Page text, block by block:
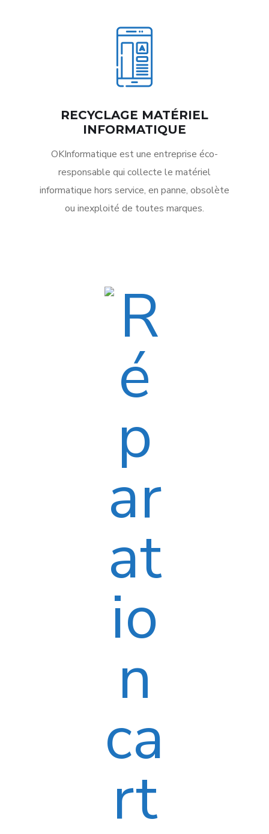
RECYCLAGE MATÉRIEL
INFORMATIQUE
OKInformatique est une entreprise éco-
responsable qui collecte le matériel
informatique hors service, en panne, obsolète
ou inexploité de toutes marques.